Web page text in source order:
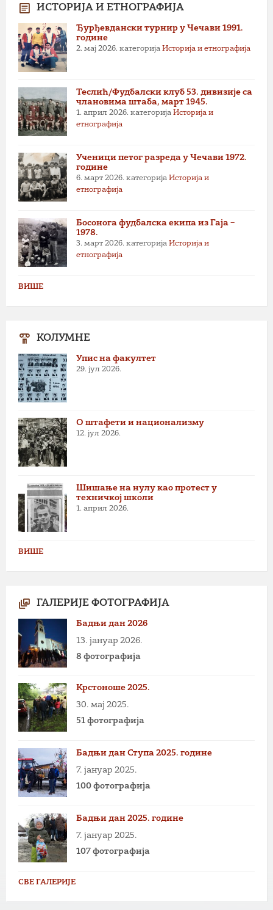
ИСТОРИЈА И ЕТНОГРАФИЈА
Ђурђевдански турнир у Чечави 1991.
године
2. мај 2026. категорија Историја и етнографија
Теслић/Фудбалски клуб 53. дивизије са
члановима штаба, март 1945.
1. април 2026. категорија Историја и
етнографија
Ученици петог разреда у Чечави 1972.
године
6. март 2026. категорија Историја и
етнографија
Босонога фудбалска екипа из Гаја –
1978.
3. март 2026. категорија Историја и
етнографија
ВИШЕ
КОЛУМНЕ
Упис на факултет
29. јул 2026.
О штафети и национализму
12. јул 2026.
Шишање на нулу као протест у
техничкој школи
1. април 2026.
ВИШЕ
ГАЛЕРИЈЕ ФОТОГРАФИЈА
Бадњи дан 2026
13. јануар 2026.
8 фотографија
Крстоноше 2025.
30. мај 2025.
51 фотографија
Бадњи дан Ступа 2025. године
7. јануар 2025.
100 фотографија
Бадњи дан 2025. године
7. јануар 2025.
107 фотографија
СВЕ ГАЛЕРИЈЕ